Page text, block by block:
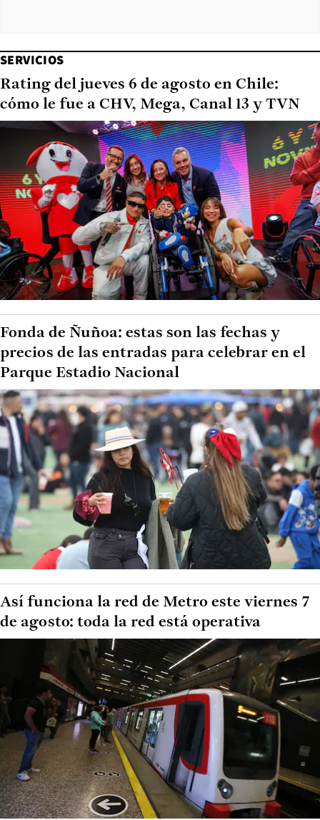
SERVICIOS
Rating del jueves 6 de agosto en Chile:
cómo le fue a CHV, Mega, Canal 13 y TVN
Fonda de Ñuñoa: estas son las fechas y
precios de las entradas para celebrar en el
Parque Estadio Nacional
Así funciona la red de Metro este viernes 7
de agosto: toda la red está operativa